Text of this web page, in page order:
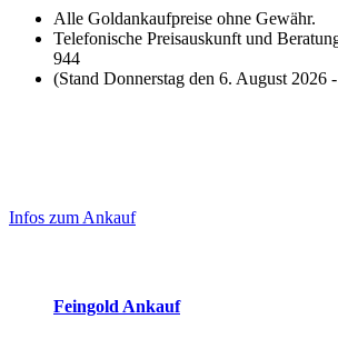
Alle Goldankaufpreise ohne Gewähr.
Telefonische Preisauskunft und
944
(Stand Donnerstag den 6. August 2026
Sidebar
Infos zum Ankauf
Feingold Ankauf